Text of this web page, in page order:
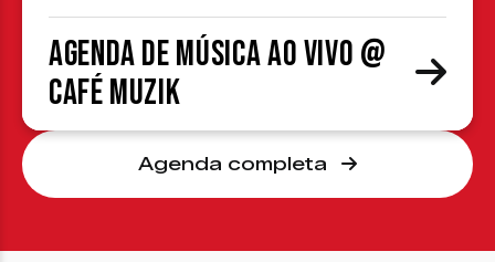
Agenda de Música ao Vivo @
Café Muzik
Agenda completa